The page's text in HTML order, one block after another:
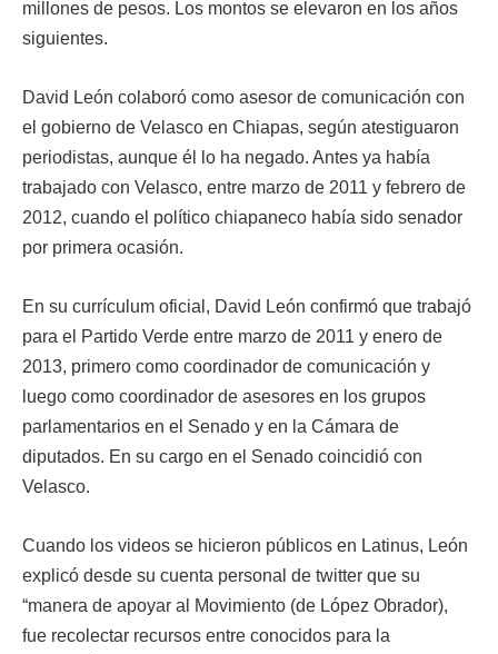
millones de pesos. Los montos se elevaron en los años
siguientes.
David León colaboró como asesor de comunicación con
el gobierno de Velasco en Chiapas, según atestiguaron
periodistas, aunque él lo ha negado. Antes ya había
trabajado con Velasco, entre marzo de 2011 y febrero de
2012, cuando el político chiapaneco había sido senador
por primera ocasión.
En su currículum oficial, David León confirmó que trabajó
para el Partido Verde entre marzo de 2011 y enero de
2013, primero como coordinador de comunicación y
luego como coordinador de asesores en los grupos
parlamentarios en el Senado y en la Cámara de
diputados. En su cargo en el Senado coincidió con
Velasco.
Cuando los videos se hicieron públicos en Latinus, León
explicó desde su cuenta personal de twitter que su
“manera de apoyar al Movimiento (de López Obrador),
fue recolectar recursos entre conocidos para la